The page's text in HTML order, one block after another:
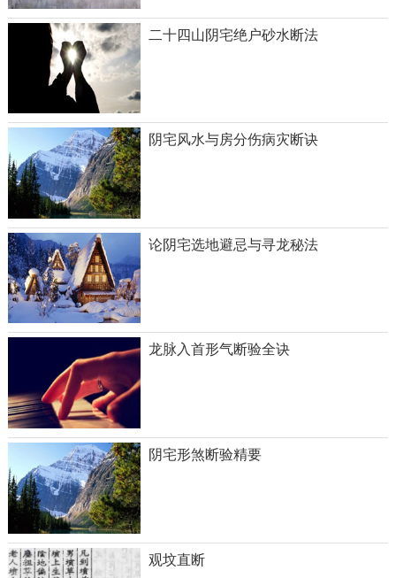
二十四山阴宅绝户砂水断法
阴宅风水与房分伤病灾断诀
论阴宅选地避忌与寻龙秘法
龙脉入首形气断验全诀
阴宅形煞断验精要
观坟直断